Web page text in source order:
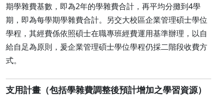
期學雜費基數，即為2年的學雜費合計，再平均分攤到4學
期，即為每學期學雜費合計。另交大校區企業管理碩士學位
學程，其經費係依照碩士在職專班經費運用基準辦理，以自
給自足為原則，爰企業管理碩士學位學程仍採二階段收費方
式。
支用計畫（包括學雜費調整後預計增加之學習資源）